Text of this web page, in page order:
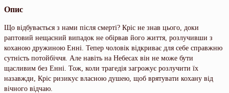
Опис
Що відбувається з нами після смерті? Кріс не знав цього, доки
раптовий нещасний випадок не обірвав його життя, розлучивши з
коханою дружиною Енні. Тепер чоловік відкриває для себе справжню
сутність потойбіччя. Але навіть на Небесах він не може бути
щасливим без Енні. Тож, коли трагедія загрожує розлучити їх
назавжди, Кріс ризикує власною душею, щоб врятувати кохану від
вічного відчаю.